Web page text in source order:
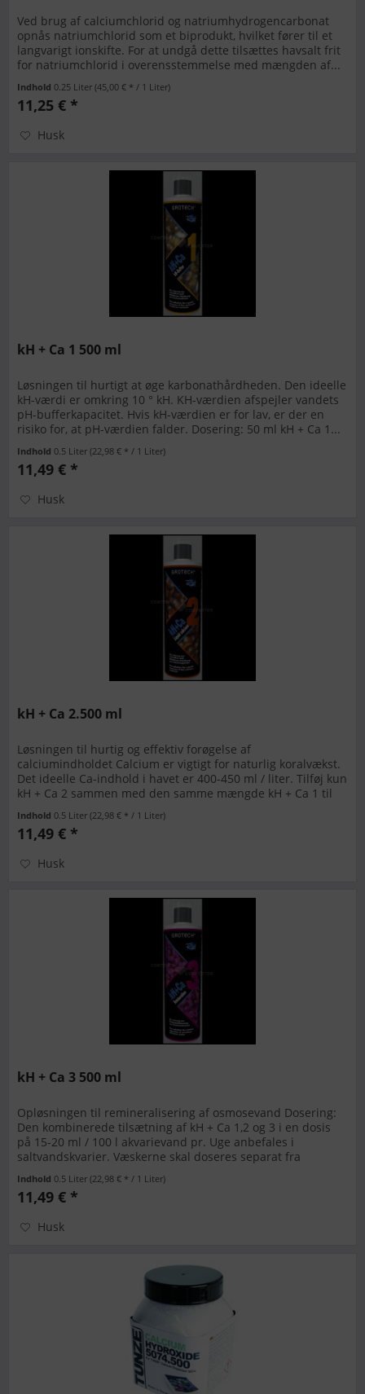
Ved brug af calciumchlorid og natriumhydrogencarbonat
opnås natriumchlorid som et biprodukt, hvilket fører til et
langvarigt ionskifte. For at undgå dette tilsættes havsalt frit
for natriumchlorid i overensstemmelse med mængden af...
Indhold 0.25 Liter(45,00 € * / 1 Liter)
11,25 € *
Husk
kH + Ca 1 500 ml
Løsningen til hurtigt at øge karbonathårdheden. Den ideelle
kH-værdi er omkring 10 ° kH. KH-værdien afspejler vandets
pH-bufferkapacitet. Hvis kH-værdien er for lav, er der en
risiko for, at pH-værdien falder. Dosering: 50 ml kH + Ca 1...
Indhold 0.5 Liter(22,98 € * / 1 Liter)
11,49 € *
Husk
kH + Ca 2.500 ml
Løsningen til hurtig og effektiv forøgelse af
calciumindholdet Calcium er vigtigt for naturlig koralvækst.
Det ideelle Ca-indhold i havet er 400-450 ml / liter. Tilføj kun
kH + Ca 2 sammen med den samme mængde kH + Ca 1 til
Indhold 0.5 Liter(22,98 € * / 1 Liter)
11,49 € *
Husk
kH + Ca 3 500 ml
Opløsningen til remineralisering af osmosevand Dosering:
Den kombinerede tilsætning af kH + Ca 1,2 og 3 i en dosis
på 15-20 ml / 100 l akvarievand pr. Uge anbefales i
saltvandskvarier. Væskerne skal doseres separat fra
Indhold 0.5 Liter(22,98 € * / 1 Liter)
11,49 € *
Husk